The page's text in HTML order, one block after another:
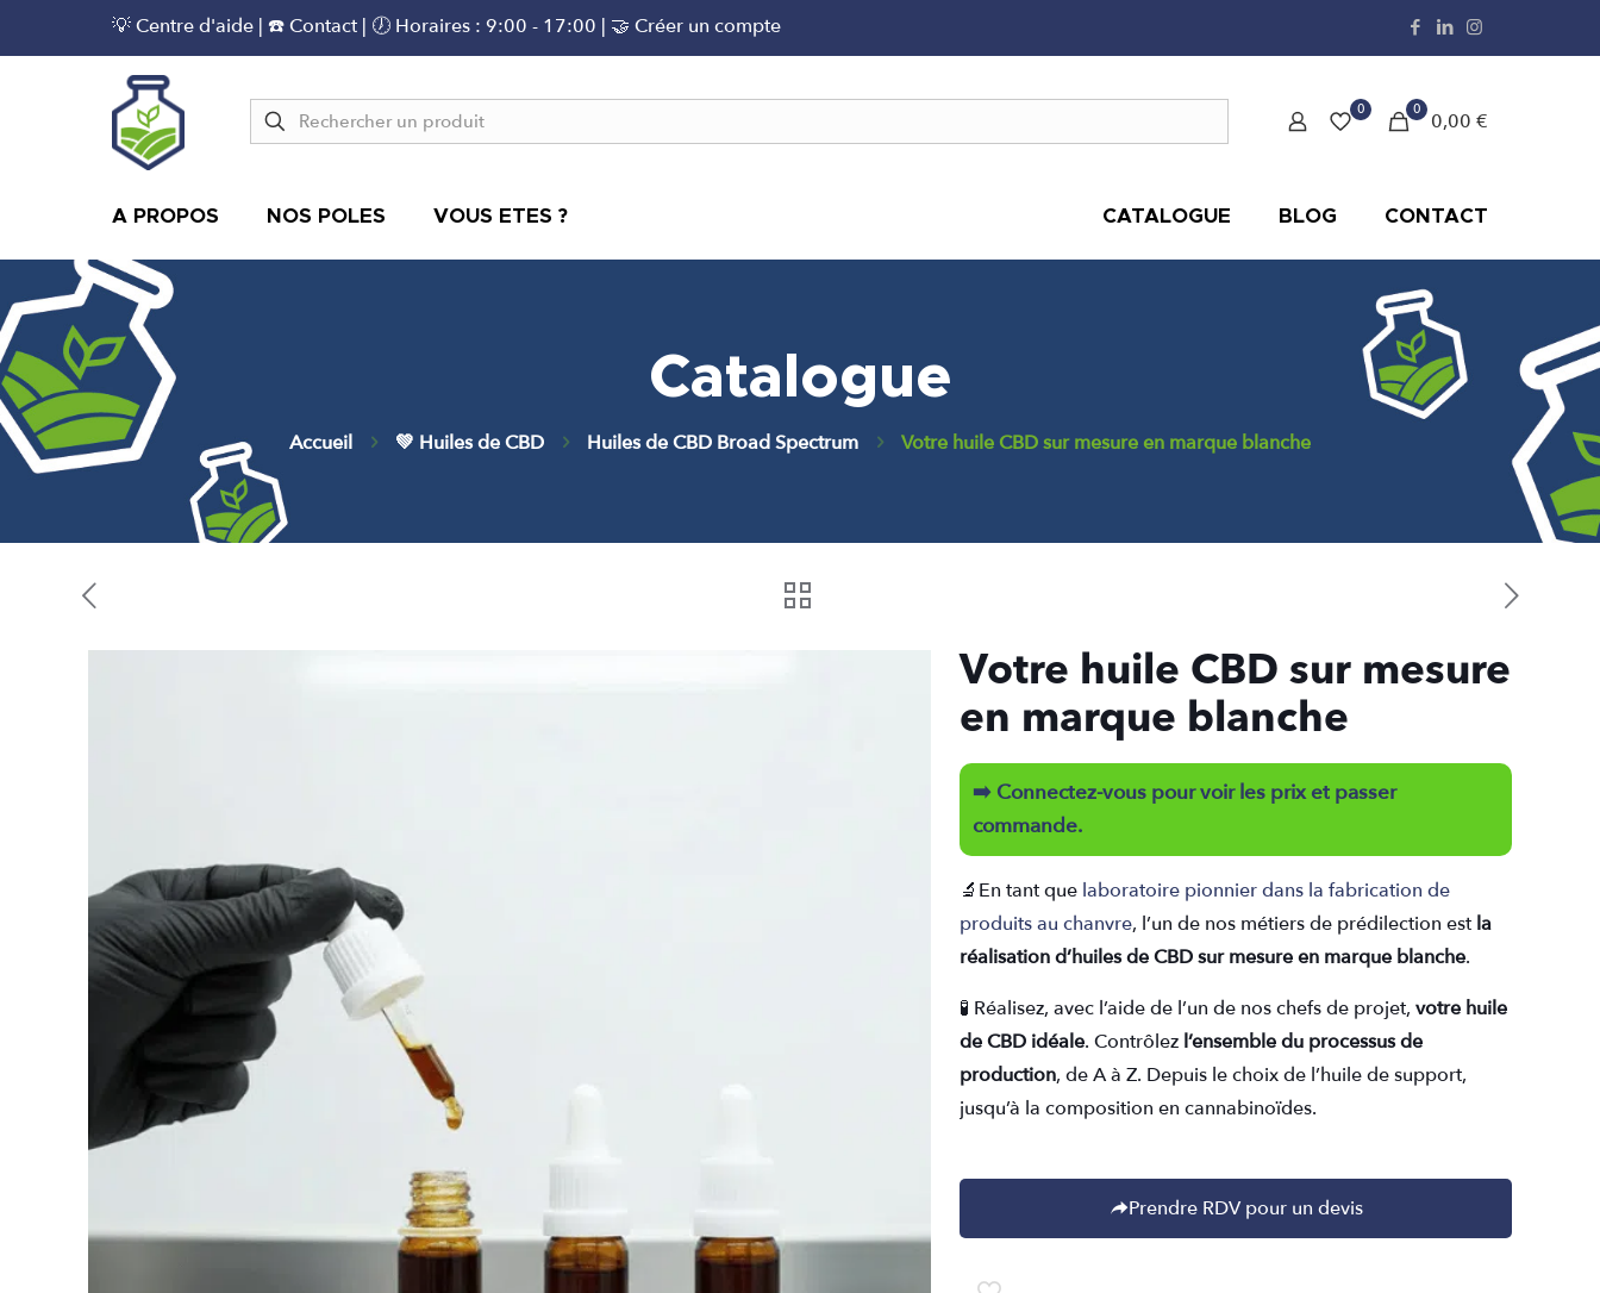
💡 Centre d'aide | ☎️ Contact | 🕖 Horaires : 9:00 - 17:00 | 🤝 Créer un compte
0 0 0,00 €
A PROPOS NOS POLES VOUS ETES ? CATALOGUE BLOG CONTACT
Catalogue
Accueil 💚 Huiles de CBD Huiles de CBD Broad Spectrum Votre huile CBD sur mesure en marque blanche
Votre huile CBD sur mesure
en marque blanche
➡️ Connectez-vous pour voir les prix et passer
commande.
🔬 En tant que laboratoire pionnier dans la fabrication de
produits au chanvre, l’un de nos métiers de prédilection est la
réalisation d’huiles de CBD sur mesure en marque blanche.
🧪​ Réalisez, avec l’aide de l’un de nos chefs de projet, votre huile
de CBD idéale. Contrôlez l’ensemble du processus de
production, de A à Z. Depuis le choix de l’huile de support,
jusqu’à la composition en cannabinoïdes.
Prendre RDV pour un devis